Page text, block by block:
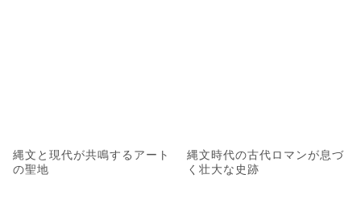
縄文と現代が共鳴するアート
の聖地
縄文時代の古代ロマンが息づ
く壮大な史跡